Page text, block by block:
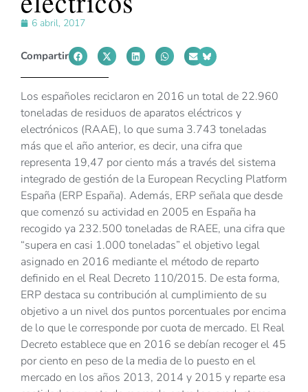
6 abril, 2017
Compartir
Los españoles reciclaron en 2016 un total de 22.960
toneladas de residuos de aparatos eléctricos y
electrónicos (RAAE), lo que suma 3.743 toneladas
más que el año anterior, es decir, una cifra que
representa 19,47 por ciento más a través del sistema
integrado de gestión de la European Recycling Platform
España (ERP España). Además, ERP señala que desde
que comenzó su actividad en 2005 en España ha
recogido ya 232.500 toneladas de RAEE, una cifra que
“supera en casi 1.000 toneladas” el objetivo legal
asignado en 2016 mediante el método de reparto
definido en el Real Decreto 110/2015. De esta forma,
ERP destaca su contribución al cumplimiento de su
objetivo a un nivel dos puntos porcentuales por encima
de lo que le corresponde por cuota de mercado. El Real
Decreto establece que en 2016 se debían recoger el 45
por ciento en peso de la media de lo puesto en el
mercado en los años 2013, 2014 y 2015 y reparte esa